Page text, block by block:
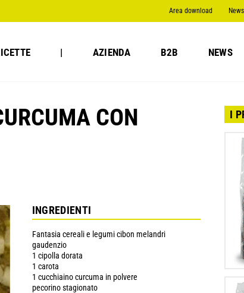
Area download
| AZIENDA B2B NEWS
CON
INGREDIENTI
Fantasia cereali e legumi cibon melandri
gaudenzio
1 cipolla dorata
1 carota
1 cucchiaino curcuma in polvere
pecorino stagionato
I